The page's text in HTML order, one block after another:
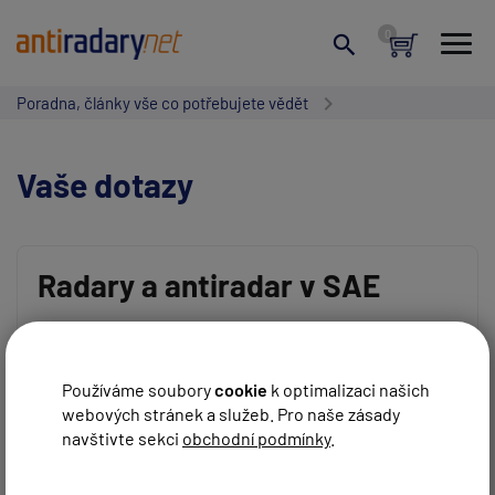
Používáme souborycookie k optimalizaci našich
webových stránek a služeb. Pro naše zásady
navštivte sekci obchodní podmínky.
Poradna, články vše co potřebujete vědět
Vaše dotazy
Vaše jméno:
Váš e-mail:
Radary a antiradar v SAE
Pepa před 8 roky REAGOVAT